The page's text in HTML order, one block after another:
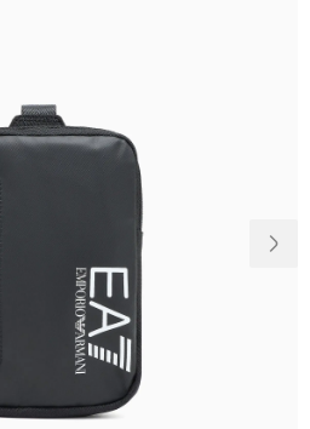
Відкуки про
магазин
Контакти
Palmira Club
+38(050)4840005